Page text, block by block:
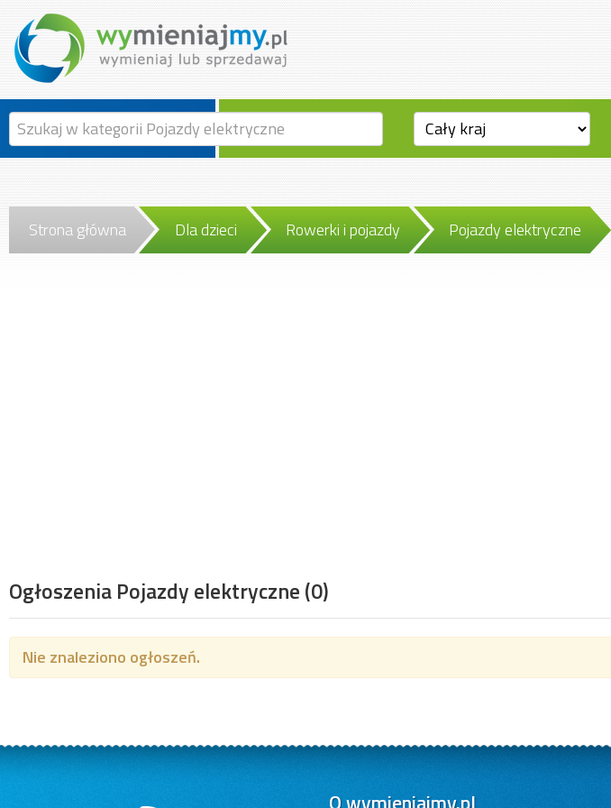
Strona główna Dla dzieci Rowerki i pojazdy Pojazdy elektryczne
Ogłoszenia Pojazdy elektryczne(0)
Nie znaleziono ogłoszeń.